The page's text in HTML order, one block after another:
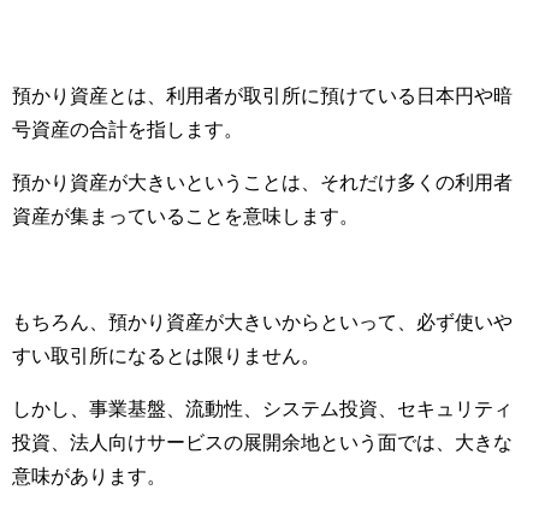
預かり資産とは、利用者が取引所に預けている日本円や暗
号資産の合計を指します。
預かり資産が大きいということは、それだけ多くの利用者
資産が集まっていることを意味します。
もちろん、預かり資産が大きいからといって、必ず使いや
すい取引所になるとは限りません。
しかし、事業基盤、流動性、システム投資、セキュリティ
投資、法人向けサービスの展開余地という面では、大きな
意味があります。